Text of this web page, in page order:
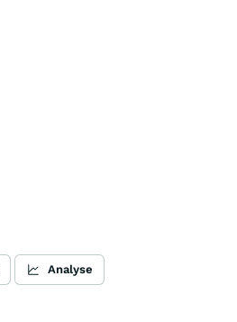
Analyse